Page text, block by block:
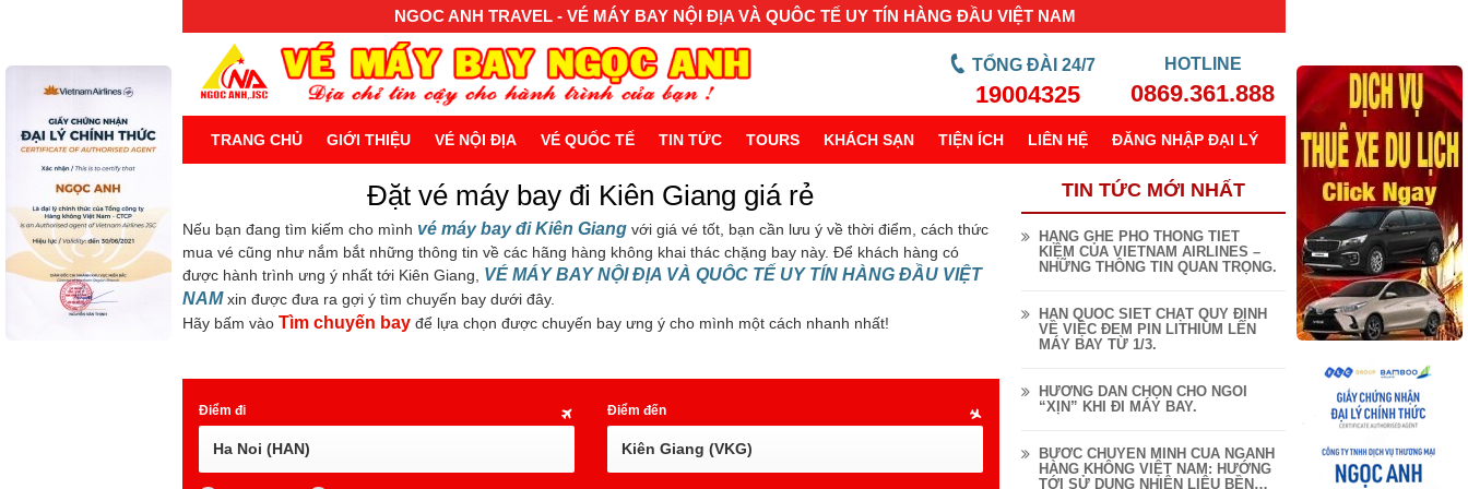
NGOC ANH TRAVEL - VÉ MÁY BAY NỘI ĐỊA VÀ QUÔC TẾ UY TÍN HÀNG ĐẦU VIỆT NAM
TỔNG ĐÀI 24/7
19004325 0869.361.888
TRANG CHỦ GIỚI THIỆU VÉ NỘI ĐỊA VÉ QUỐC TẾ TIN TỨC TOURS KHÁCH SẠN TIỆN ÍCH LIÊN HỆ ĐĂNG NHẬP ĐẠI LÝ
Đặt vé máy bay đi Kiên Giang giá rẻ
Nếu bạn đang tìm kiếm cho mình vé máy bay đi Kiên Giang với giá vé tốt, bạn cần lưu ý về thời điểm, cách thức
mua vé cũng như nắm bắt những thông tin về các hãng hàng không khai thác chặng bay này. Để khách hàng có
được hành trình ưng ý nhất tới Kiên Giang, VÉ MÁY BAY NỘI ĐỊA VÀ QUÔC TẾ UY TÍN HÀNG ĐẦU VIỆT
NAMxin được đưa ra gợi ý tìm chuyến bay dưới đây.
Hãy bấm vào Tìm chuyến bay để lựa chọn được chuyến bay ưng ý cho mình một cách nhanh nhất!
Điểm đi
Ha Noi (HAN)
Điểm đến
Kiên Giang (VKG)
TIN TỨC MỚI NHẤT
HẠNG GHẾ PHỔ THÔNG TIẾT
KIỆM CỦA VIETNAM AIRLINES –
NHỮNG THÔNG TIN QUAN TRỌNG.
HÀN QUỐC SIẾT CHẶT QUY ĐỊNH
VỀ VIỆC ĐEM PIN LITHIUM LÊN
MÁY BAY TỪ 1/3.
HƯỚNG DẪN CHỌN CHỖ NGỒI
“XỊN” KHI ĐI MÁY BAY.
BƯỚC CHUYỂN MÌNH CỦA NGÀNH
HÀNG KHÔNG VIỆT NAM: HƯỚNG
TỚI SỬ DỤNG NHIÊN LIỆU BỀN